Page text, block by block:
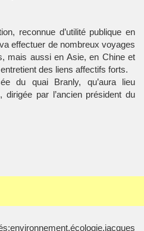
reconnue d’utilité publique en
effectuer de nombreux voyages
mais aussi en Asie, en Chine et
des liens affectifs forts.
du quai Branly, qu’aura lieu
dirigée par l’ancien président du